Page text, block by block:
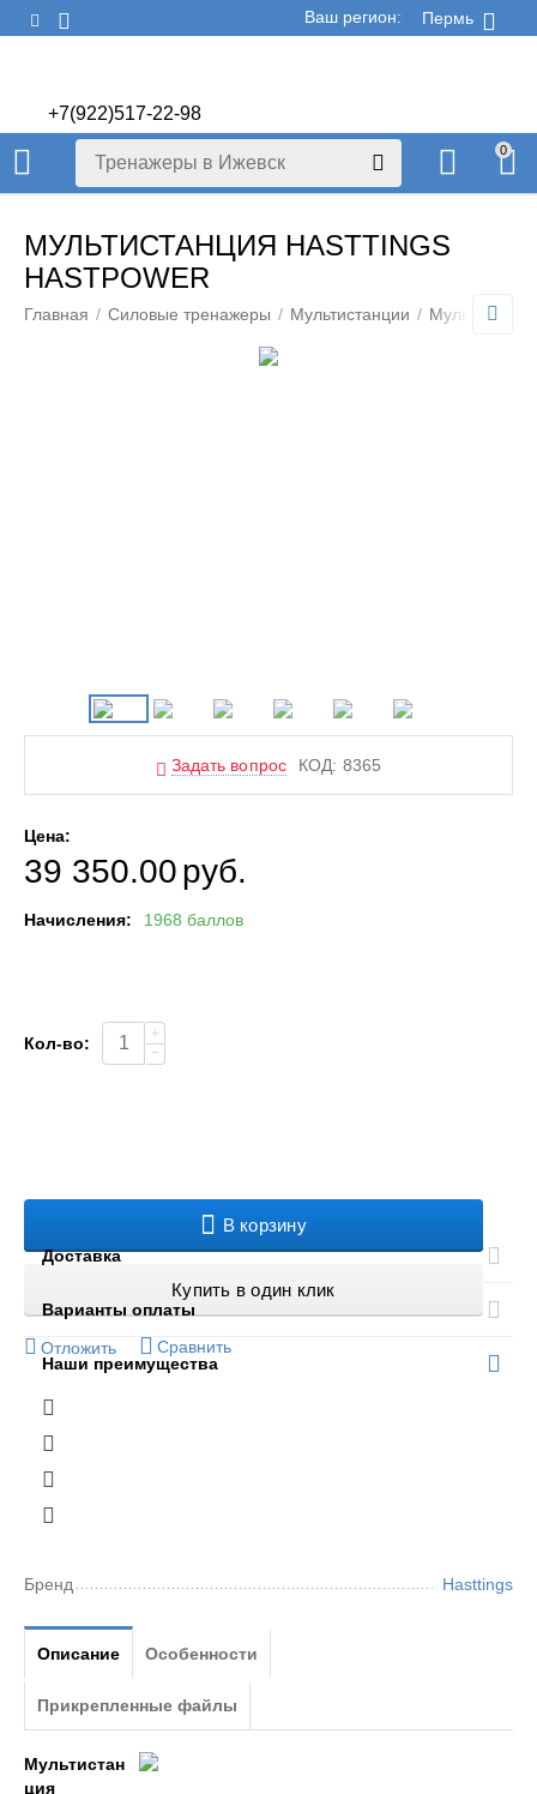
Пермь
Ваш регион:
+7(922)517-22-98
+7(922)506-70-60
0
МУЛЬТИСТАНЦИЯ HASTTINGS
HASTPOWER
Главная / Силовые тренажеры / Мультистанции /
Задать вопрос КОД: 8365
Цена:
39 350.00руб.
Начисления: 1968 баллов
Кол-во:
+
−
В корзину
Купить в один клик
Отложить Сравнить
Доставка
Варианты оплаты
Наши преимущества
Бренд Hasttings
Описание Особенности
Прикрепленные файлы
Мультистан
ция